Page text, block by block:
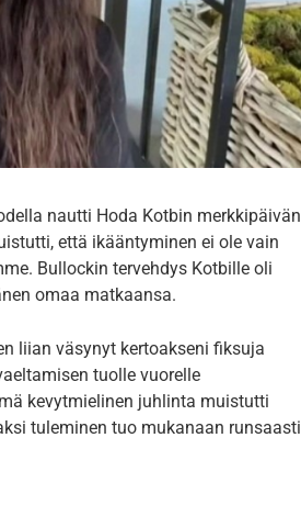
nautti Hoda Kotbin merkkipäivän
että ikääntyminen ei ole vain
Bullockin tervehdys Kotbille oli
omaa matkaansa.
liian väsynyt kertoakseni fiksuja
tuolle vuorelle
kevytmielinen juhlinta muistutti
tuleminen tuo mukanaan runsaasti